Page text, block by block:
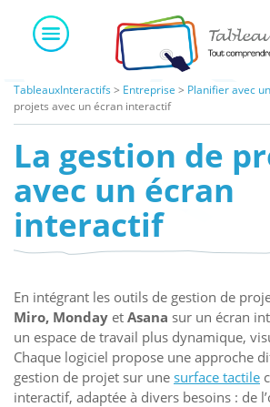
content
TableauxInteractifs > Entreprise > Planifier avec
projets avec un écran interactif
La gestion de
avec un écran
interactif
En intégrant les outils de gestion de
Miro, Monday et Asana sur un écran
un espace de travail plus dynamique,
Chaque logiciel propose une approche
gestion de projet sur une surface tactile
interactif, adaptée à divers besoins : de